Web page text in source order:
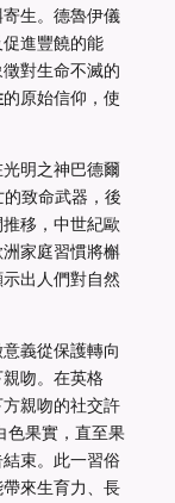
生。德魯伊儀
進豐饒的能
對生命不滅的
的原始信仰，使
明之神巴德爾
致命武器，後
移，中世紀歐
洲家庭習慣將槲
出人們對自然
義從保護轉向
親吻。在英格
親吻的社交許
色果實，直至果
束。此一習俗
來生育力、長